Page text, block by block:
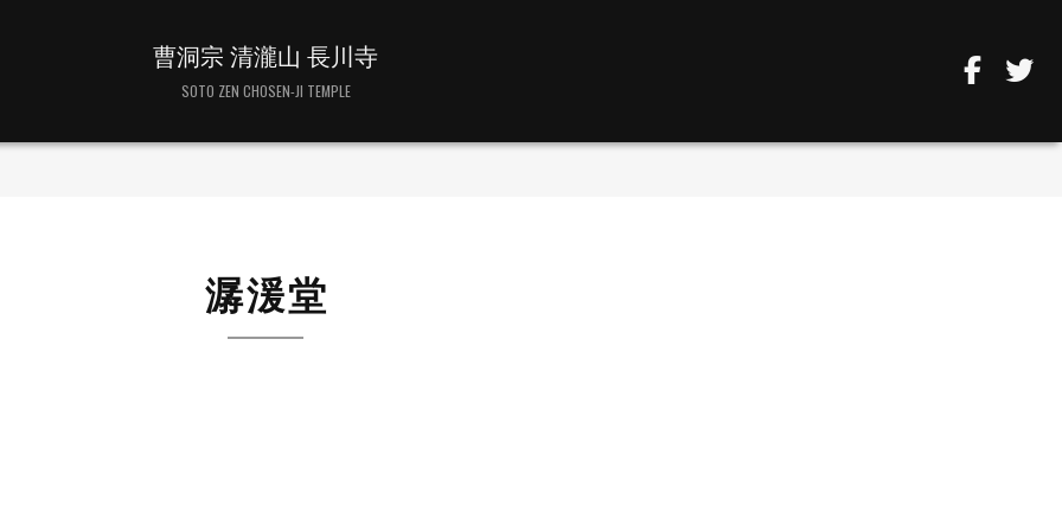
曹洞宗 清瀧山 長川寺
SOTO ZEN CHOSEN-JI TEMPLE
潺湲堂